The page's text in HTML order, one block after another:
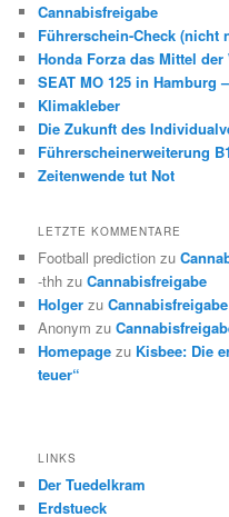
Cannabisfreigabe
Führerschein-Check (nicht
Honda Forza das Mittel der
SEAT MO 125 in Hamburg
Klimakleber
Die Zukunft des
Führerscheinerweiterung
Zeitenwende tut Not
LETZTE KOMMENTARE
Football prediction zu
-thh zuCannabisfreigabe
Holger zuCannabisfreigabe
Anonym zu
Homepage zu Kisbee: Die
teuer“
LINKS
Der Tuedelkram
Erdstueck